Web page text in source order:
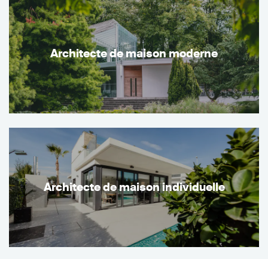
Architecte de maison moderne
Architecte de maison individuelle